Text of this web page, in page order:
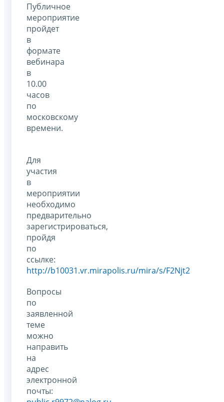
Публичное
мероприятие
пройдет
в
формате
вебинара
в
10.00
часов
по
московскому
времени.
Для
участия
в
мероприятии
необходимо
предварительно
зарегистрироваться,
пройдя
по
ссылке:
http://b10031.vr.mirapolis.ru/mira/s/F2Njt2
Вопросы
по
заявленной
теме
можно
направить
на
адрес
электронной
почты: